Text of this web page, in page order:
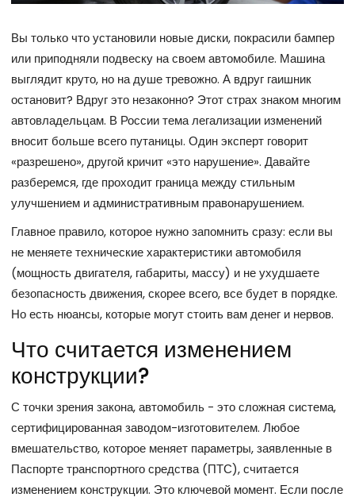
Вы только что установили новые диски, покрасили бампер
или приподняли подвеску на своем автомобиле. Машина
выглядит круто, но на душе тревожно. А вдруг гаишник
остановит? Вдруг это незаконно? Этот страх знаком многим
автовладельцам. В России тема легализации изменений
вносит больше всего путаницы. Один эксперт говорит
«разрешено», другой кричит «это нарушение». Давайте
разберемся, где проходит граница между стильным
улучшением и административным правонарушением.
Главное правило, которое нужно запомнить сразу: если вы
не меняете технические характеристики автомобиля
(мощность двигателя, габариты, массу) и не ухудшаете
безопасность движения, скорее всего, все будет в порядке.
Но есть нюансы, которые могут стоить вам денег и нервов.
Что считается изменением
конструкции?
С точки зрения закона, автомобиль - это сложная система,
сертифицированная заводом-изготовителем. Любое
вмешательство, которое меняет параметры, заявленные в
Паспорте транспортного средства (ПТС), считается
изменением конструкции. Это ключевой момент. Если после